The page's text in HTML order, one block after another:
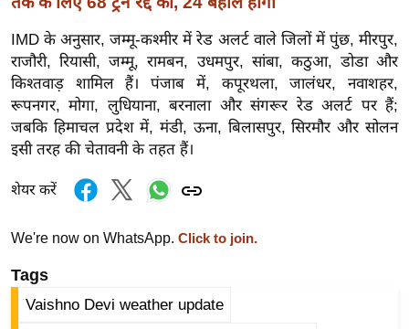
त
ऑ
टो
व
र्ल्ड
ज
फ
म
IMD के अनुसार, जम्मू-कश्मीर में रेड अलर्ट वाले जिलों में पुंछ, मीरपुर,
राजौरी, रियासी, जम्मू, रामबन, उधमपुर, सांबा, कठुआ, डोडा और
किश्तवाड़ शामिल हैं। पंजाब में, कपूरथला, जालंधर, नवाशहर,
रूपनगर, मोगा, लुधियाना, बरनाला और संगरूर रेड अलर्ट पर हैं;
जबकि हिमाचल प्रदेश में, मंडी, ऊना, बिलासपुर, सिरमौर और सोलन
इसी तरह की चेतावनी के तहत हैं।
शेयर करें
We're now on WhatsApp. Click to join.
Tags
Vaishno Devi weather update